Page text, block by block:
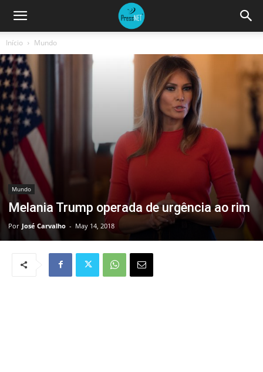
Início Mundo
Mundo
Melania Trump operada de urgência ao rim
Por José Carvalho - May 14, 2018